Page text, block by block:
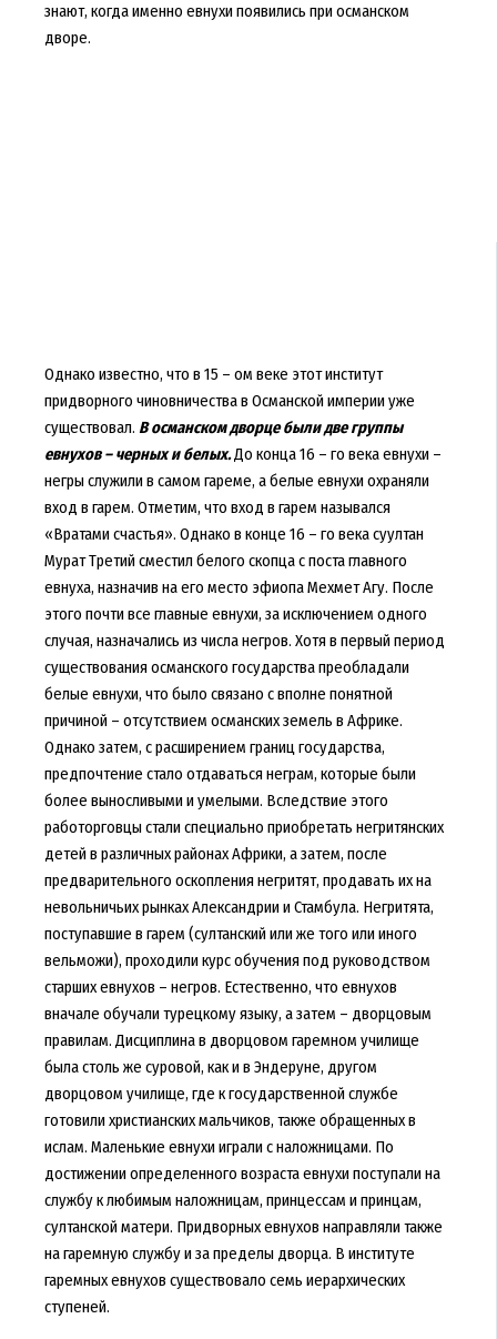
знают, когда именно евнухи появились при османском
дворе.
Однако известно, что в 15 – ом веке этот институт
придворного чиновничества в Османской империи уже
существовал. В османском дворце были две группы
евнухов – черных и белых.До конца 16 – го века евнухи –
негры служили в самом гареме, а белые евнухи охраняли
вход в гарем. Отметим, что вход в гарем назывался
«Вратами счастья». Однако в конце 16 – го века суултан
Мурат Третий сместил белого скопца с поста главного
евнуха, назначив на его место эфиопа Мехмет Агу. После
этого почти все главные евнухи, за исключением одного
случая, назначались из числа негров. Хотя в первый период
существования османского государства преобладали
белые евнухи, что было связано с вполне понятной
причиной – отсутствием османских земель в Африке.
Однако затем, с расширением границ государства,
предпочтение стало отдаваться неграм, которые были
более выносливыми и умелыми. Вследствие этого
работорговцы стали специально приобретать негритянских
детей в различных районах Африки, а затем, после
предварительного оскопления негритят, продавать их на
невольничьих рынках Александрии и Стамбула. Негритята,
поступавшие в гарем (султанский или же того или иного
вельможи), проходили курс обучения под руководством
старших евнухов – негров. Естественно, что евнухов
вначале обучали турецкому языку, а затем – дворцовым
правилам. Дисциплина в дворцовом гаремном училище
была столь же суровой, как и в Эндеруне, другом
дворцовом училище, где к государственной службе
готовили христианских мальчиков, также обращенных в
ислам. Маленькие евнухи играли с наложницами. По
достижении определенного возраста евнухи поступали на
службу к любимым наложницам, принцессам и принцам,
султанской матери. Придворных евнухов направляли также
на гаремную службу и за пределы дворца. В институте
гаремных евнухов существовало семь иерархических
ступеней.